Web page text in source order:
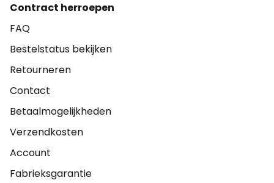
Contract herroepen
FAQ
Bestelstatus bekijken
Retourneren
Contact
Betaalmogelijkheden
Verzendkosten
Account
Fabrieksgarantie